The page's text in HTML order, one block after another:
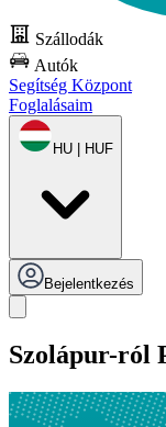
Szállodák
Autók
Segítség Központ
Foglalásaim
HU | HUF
Bejelentkezés
Szolápur-ról